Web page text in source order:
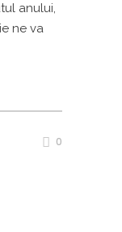
anului,
ne va
0